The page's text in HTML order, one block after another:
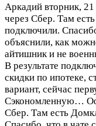
Аркадий вторник,
через Сбер. Там
подключили.
объяснили, как
айтишник и не
В результате
скидки по ипотеке,
вариант, сейчас
Сэкономленную…
Сбер. Там есть